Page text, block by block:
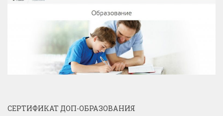
СЕРТИФИКАТ ДОП-ОБРАЗОВАНИЯ